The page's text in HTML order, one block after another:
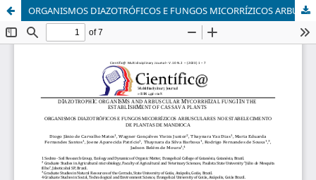
ORGANISMOS DIAZOTRÓFICOS E FUNGOS MICORRÍZICOS ARBUSCULARES NO ESTABELECIMENTO DE PLANTAS DE MANDIOCA